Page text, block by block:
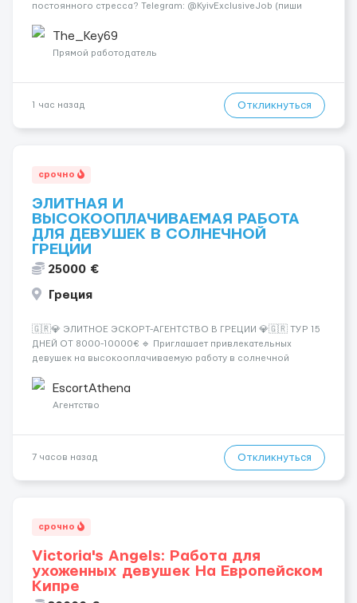
постоянного стресса? Telegram: @KyivExclusiveJob (пиши
самом центре Киева Можно работать в эскорте или в
эротическом массаже (н...
The_Key69
Прямой работодатель
1 час назад Откликнуться
срочно
ЭЛИТНАЯ И
ВЫСОКООПЛАЧИВАЕМАЯ РАБОТА
ДЛЯ ДЕВУШЕК В СОЛНЕЧНОЙ
ГРЕЦИИ
25000 €
Греция
🇬🇷💎 ЭЛИТНОЕ ЭСКОРТ-АГЕНТСТВО В ГРЕЦИИ 💎🇬🇷 ТУР 15
ДНЕЙ ОТ 8000-10000€ 🔹 Приглашает привлекательных
девушек на высокооплачиваемую работу в солнечной
хорошие деньги 💶 — это предложение для тебя! 🔹
Требования: ✔️ Возраст от ...
EscortAthena
Агентство
7 часов назад Откликнуться
срочно
Victoria's Angels: Работа для
ухоженных девушек На Европейском
Кипре